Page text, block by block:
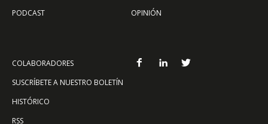
PODCAST
OPINIÓN
COLABORADORES
SUSCRÍBETE A NUESTRO BOLETÍN
HISTÓRICO
RSS